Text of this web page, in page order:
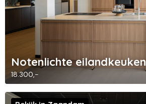
Notenlichte eilandkeuken
18.300,-